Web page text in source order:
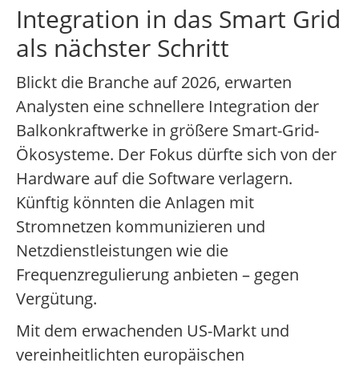
Integration in das Smart Grid
als nächster Schritt
Blickt die Branche auf 2026, erwarten
Analysten eine schnellere Integration der
Balkonkraftwerke in größere Smart-Grid-
Ökosysteme. Der Fokus dürfte sich von der
Hardware auf die Software verlagern.
Künftig könnten die Anlagen mit
Stromnetzen kommunizieren und
Netzdienstleistungen wie die
Frequenzregulierung anbieten – gegen
Vergütung.
Mit dem erwachenden US-Markt und
vereinheitlichten europäischen